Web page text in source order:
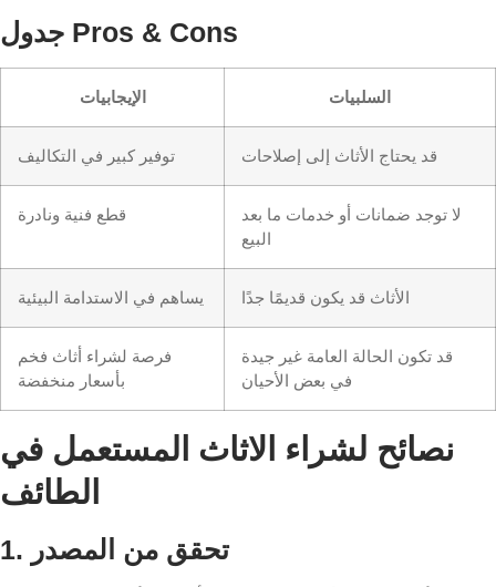
جدول Pros & Cons
الإيجابيات السلبيات
توفير كبير في التكاليف قد يحتاج الأثاث إلى إصلاحات
قطع فنية ونادرة
لا توجد ضمانات أو خدمات ما بعد
البيع
يساهم في الاستدامة البيئية الأثاث قد يكون قديمًا جدًا
فرصة لشراء أثاث فخم
بأسعار منخفضة
قد تكون الحالة العامة غير جيدة
في بعض الأحيان
نصائح لشراء الاثاث المستعمل في
الطائف
1. تحقق من المصدر